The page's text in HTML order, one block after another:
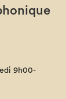
9h00-